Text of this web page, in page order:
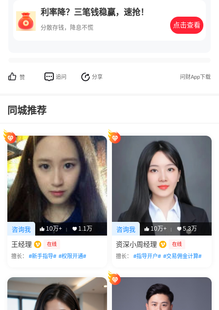
利率降？三笔钱稳赢，速抢！
分散存钱，降息不慌 点击查看
赞 追问 分享 问财App下载
同城推荐
咨询我 10万+ | 1.1万
王经理 在线
擅长： #新手指导# #权限开通#
咨询我 10万+ | 5.3万
资深小周经理 在线
擅长： #指导开户# #交易佣金计算#